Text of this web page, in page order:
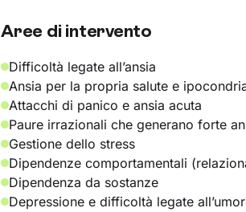
Aree di intervento
Difficoltà legate all’ansia
Ansia per la propria salute e
Attacchi di panico e ansia acuta
Paure irrazionali che generano forte
Gestione dello stress
Dipendenze comportamentali
Dipendenza da sostanze
Depressione e difficoltà legate